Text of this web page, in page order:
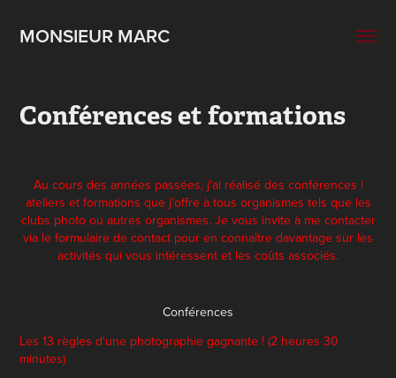
MONSIEUR MARC
Conférences et formations
Au cours des années passées, j'ai réalisé des conférences |
ateliers et formations que j'offre à tous organismes tels que les
clubs photo ou autres organismes. Je vous invite à me contacter
via le formulaire de contact pour en connaître davantage sur les
activités qui vous intéressent et les coûts associés.
Conférences
Les 13 règles d'une photographie gagnante ! (2 heures 30
minutes)